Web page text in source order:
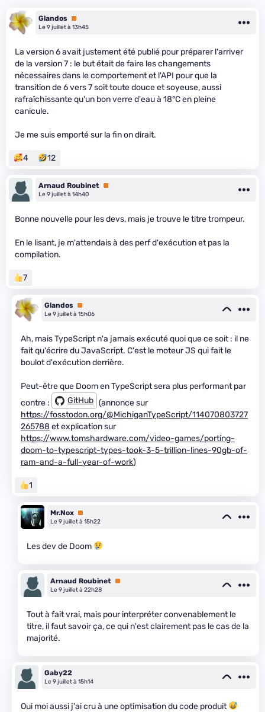
Glandos Premium
Le 9 juillet à 13h45
La version 6 avait justement été publié pour préparer l'arriver
de la version 7 : le but était de faire les changements
nécessaires dans le comportement et l'API pour que la
transition de 6 vers 7 soit toute douce et soyeuse, aussi
rafraîchissante qu'un bon verre d'eau à 18°C en pleine
canicule.
Je me suis emporté sur la fin on dirait.
4 12
Arnaud Roubinet Premium
Le 9 juillet à 14h40
Bonne nouvelle pour les devs, mais je trouve le titre trompeur.
En le lisant, je m'attendais à des perf d'exécution et pas la
compilation.
7
Glandos Premium
Le 9 juillet à 15h06
Ah, mais TypeScript n'a jamais exécuté quoi que ce soit : il ne
fait qu'écrire du JavaScript. C'est le moteur JS qui fait le
boulot d'exécution derrière.
Peut-être que Doom en TypeScript sera plus performant par
contre :
GitHub (annonce sur
https://fosstodon.org/@MichiganTypeScript/114070803727
265788 et explication sur
https://www.tomshardware.com/video-games/porting-
doom-to-typescript-types-took-3-5-trillion-lines-90gb-of-
ram-and-a-full-year-of-work)
1
Mr.Nox Premium
Le 9 juillet à 15h22
Les dev de Doom
Arnaud Roubinet Premium
Le 9 juillet à 22h28
Tout à fait vrai, mais pour interpréter convenablement le
titre, il faut savoir ça, ce qui n'est clairement pas le cas de la
majorité.
Gaby22
Le 9 juillet à 15h14
Oui moi aussi j'ai cru à une optimisation du code produit